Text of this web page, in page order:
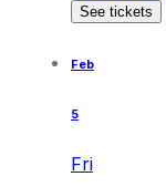
See tickets
Feb
5
Fri